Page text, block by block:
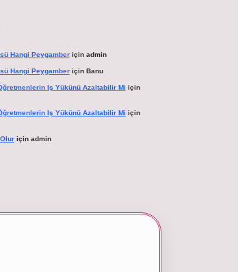
Hangi Peygamberiçin admin
Hangi Peygamberiçin Banu
Iş Yükünü Azaltabilir Mi için
Iş Yükünü Azaltabilir Mi için
için admin